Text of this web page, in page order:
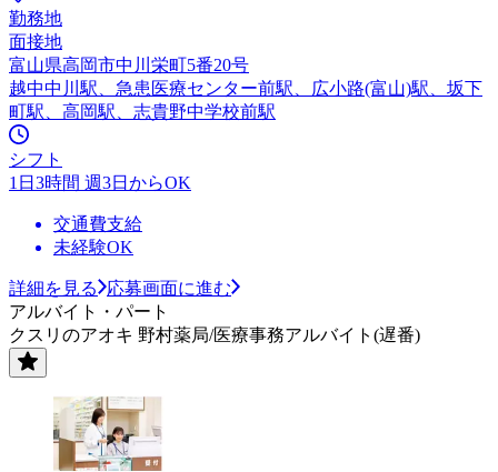
勤務地
面接地
富山県高岡市中川栄町5番20号
越中中川駅、急患医療センター前駅、広小路(富山)駅、坂下
町駅、高岡駅、志貴野中学校前駅
シフト
1日3時間 週3日からOK
交通費支給
未経験OK
詳細を見る
応募画面に進む
アルバイト・パート
クスリのアオキ 野村薬局/医療事務アルバイト(遅番)